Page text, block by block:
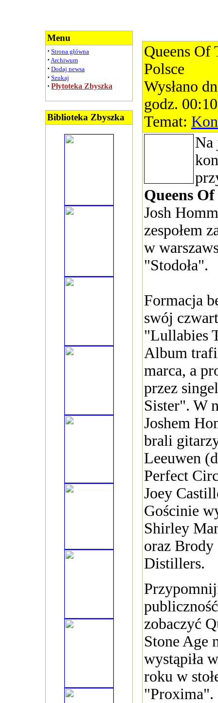
Menu
· Strona główna
· Archiwum
· Dodaj newsa
· Szukaj
· Płytoteka Zbyszka
Biblioteka Zbyszka
Queens Of
Polsce
Wysłano
godz.
Temat:
Na
Queens
Josh
zespołem
w
"Stodoła".
Formacja
swój
"Lullabies
Album
marca, a
przez
Sister". W
Joshem
brali
Leeuwen
Perfect
Joey
Gościnie
Shirley
oraz
Distillers.
zobaczyć
Stone Age
wystąpiła
roku w
"Proxima".